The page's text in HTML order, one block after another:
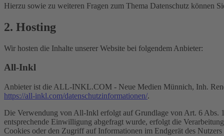
Hierzu sowie zu weiteren Fragen zum Thema Datenschutz können
2. Hosting
Wir hosten die Inhalte unserer Website bei folgendem Anbieter:
All-Inkl
Anbieter ist die ALL-INKL.COM - Neue Medien Münnich, Inh.
https://all-inkl.com/datenschutzinformationen/.
Die Verwendung von All-Inkl erfolgt auf Grundlage von Art. 6 Abs.
entsprechende Einwilligung abgefragt wurde, erfolgt die
Cookies oder den Zugriff auf Informationen im Endgerät des